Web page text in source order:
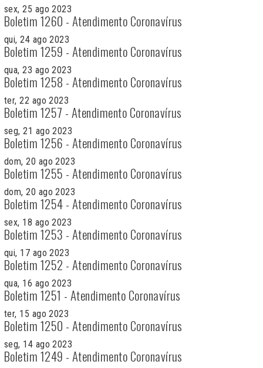
sex, 25 ago 2023
Boletim 1260 - Atendimento Coronavírus
qui, 24 ago 2023
Boletim 1259 - Atendimento Coronavírus
qua, 23 ago 2023
Boletim 1258 - Atendimento Coronavírus
ter, 22 ago 2023
Boletim 1257 - Atendimento Coronavírus
seg, 21 ago 2023
Boletim 1256 - Atendimento Coronavírus
dom, 20 ago 2023
Boletim 1255 - Atendimento Coronavírus
dom, 20 ago 2023
Boletim 1254 - Atendimento Coronavírus
sex, 18 ago 2023
Boletim 1253 - Atendimento Coronavírus
qui, 17 ago 2023
Boletim 1252 - Atendimento Coronavírus
qua, 16 ago 2023
Boletim 1251 - Atendimento Coronavírus
ter, 15 ago 2023
Boletim 1250 - Atendimento Coronavírus
seg, 14 ago 2023
Boletim 1249 - Atendimento Coronavírus